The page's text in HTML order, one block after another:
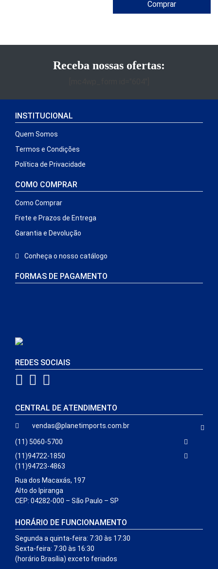
Comprar
Receba nossas ofertas:
INSTITUCIONAL
Quem Somos
Termos e Condições
Política de Privacidade
COMO COMPRAR
Como Comprar
Frete e Prazos de Entrega
Garantia e Devolução
Conheça o nosso catálogo
FORMAS DE PAGAMENTO
REDES SOCIAIS
CENTRAL DE ATENDIMENTO
vendas@planetimports.com.br
(11) 5060-5700
(11)94722-1850
(11)94723-4863
Rua dos Macaxás, 197
Alto do Ipiranga
CEP: 04282-000 – São Paulo – SP
HORÁRIO DE FUNCIONAMENTO
Segunda a quinta-feira: 7:30 às 17:30
Sexta-feira: 7:30 às 16:30
(horário Brasília) exceto feriados